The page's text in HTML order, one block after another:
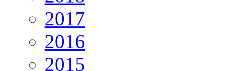
2017
2016
2015